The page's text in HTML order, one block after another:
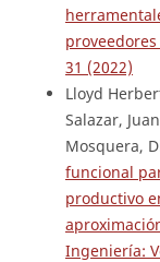
proveedores
31 (2022)
Lloyd
Salazar,
Mosquera,
funcional
productivo
Ingeniería: